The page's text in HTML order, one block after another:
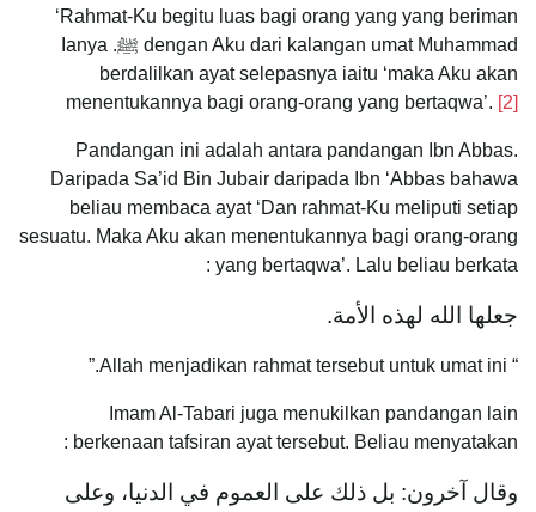
‘Rahmat-Ku begitu luas bagi orang yang yang beriman
dengan Aku dari kalangan umat Muhammad ﷺ. Ianya
berdalilkan ayat selepasnya iaitu ‘maka Aku akan
menentukannya bagi orang-orang yang bertaqwa’. [2]
Pandangan ini adalah antara pandangan Ibn Abbas.
Daripada Sa’id Bin Jubair daripada Ibn ‘Abbas bahawa
beliau membaca ayat ‘Dan rahmat-Ku meliputi setiap
sesuatu. Maka Aku akan menentukannya bagi orang-orang
yang bertaqwa’. Lalu beliau berkata :
جعلها الله لهذه الأمة.
“ Allah menjadikan rahmat tersebut untuk umat ini.”
Imam Al-Tabari juga menukilkan pandangan lain
berkenaan tafsiran ayat tersebut. Beliau menyatakan :
وقال آخرون: بل ذلك على العموم في الدنيا، وعلى